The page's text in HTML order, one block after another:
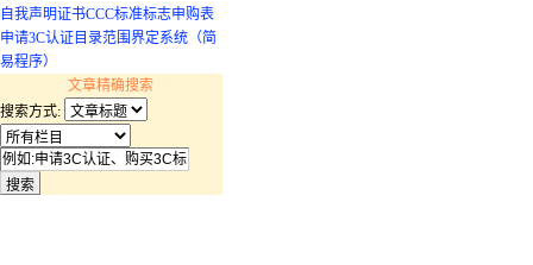
自我声明证书CCC标准标志申购表
申请3C认证目录范围界定系统（简
易程序）
文章精确搜索
搜索方式: